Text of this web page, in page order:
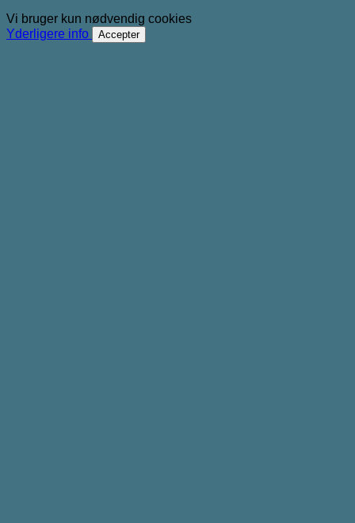
Vi bruger kun nødvendig cookies
Yderligere info
Accepter